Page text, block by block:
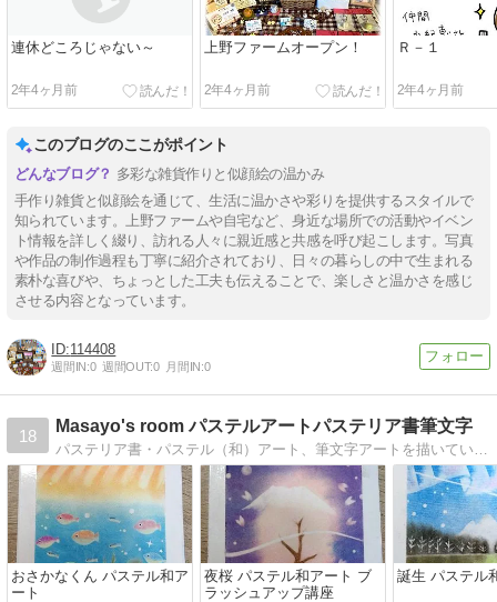
連休どころじゃない～
2年4ヶ月前
上野ファームオープン！
2年4ヶ月前
Ｒ－１
2年4ヶ月前
このブログのここがポイント
多彩な雑貨作りと似顔絵の温かみ
手作り雑貨と似顔絵を通じて、生活に温かさや彩りを提供するスタイルで
知られています。上野ファームや自宅など、身近な場所での活動やイベン
ト情報を詳しく綴り、訪れる人々に親近感と共感を呼び起こします。写真
や作品の制作過程も丁寧に紹介されており、日々の暮らしの中で生まれる
素朴な喜びや、ちょっとした工夫も伝えることで、楽しさと温かさを感じ
させる内容となっています。
114408
週間IN:0 週間OUT:0 月間IN:0
18
Masayo's room パステルアートパステリア書筆文字
おさかなくん パステル和ア
ート
夜桜 パステル和アート ブ
ラッシュアップ講座
誕生 パステル